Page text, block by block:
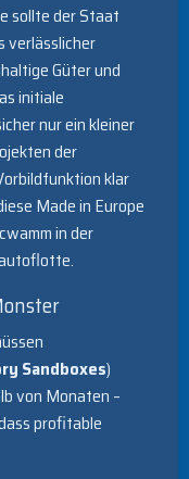
sollte der Staat
verlässlicher
Güter und
initiale
nur ein kleiner
der
klar
Made in Europe
in der
Sandboxes)
von Monaten –
profitable